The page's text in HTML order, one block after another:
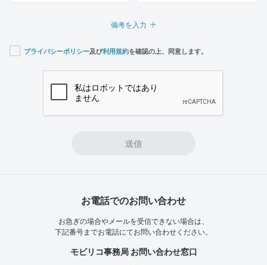
備考を入力
プライバシーポリシー及び利用規約を確認の上、同意します。
送信
お電話でのお問い合わせ
お急ぎの場合やメールを受信できない場合は、
下記番号までお電話にてお問い合わせください。
モビリコ事務局 お問い合わせ窓口